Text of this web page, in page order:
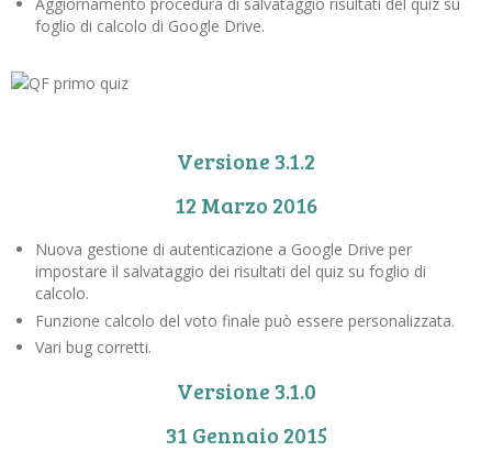
Aggiornamento procedura di salvataggio risultati del quiz su
foglio di calcolo di Google Drive.
Versione 3.1.2
12 Marzo 2016
Nuova gestione di autenticazione a Google Drive per
impostare il salvataggio dei risultati del quiz su foglio di
calcolo.
Funzione calcolo del voto finale può essere personalizzata.
Vari bug corretti.
Versione 3.1.0
31 Gennaio 2015